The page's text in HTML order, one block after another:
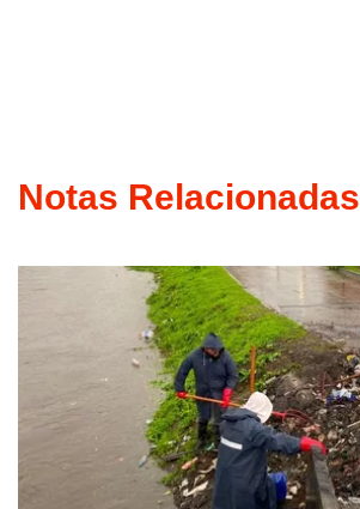
Notas Relacionadas